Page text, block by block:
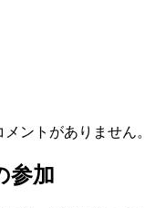
ントがありません。
参加